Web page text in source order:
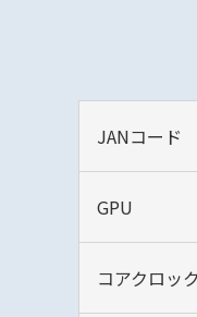
JANコード
GPU
コアクロック